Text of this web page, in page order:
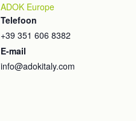
ADOK Europe
Telefoon
+39 351 606 8382
E-mail
info@adokitaly.com